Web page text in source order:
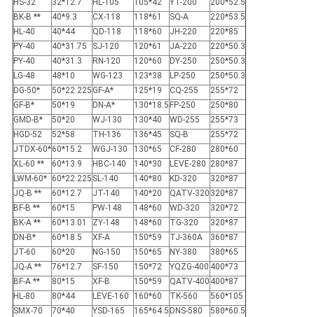
HS-32 32*12.7 HL-105 105*42 YT-200
200*52.5
BK-B **
40*9.3 CX-118 118*61 SQ-A
220*53.5
HL-40
40*44 QD-118 118*60 JH-220
220*85
PY-40
40*31.75 SJ-120 120*61 JA-220
220*50.3
PY-40
40*31.3 RN-120 120*60 DY-250
250*50.3
LG-48
48*10 WG-123 123*38 LP-250
250*50.3
DG-50*
50*22.225 GF-A* 125*19 CQ-255
255*72
GF-B*
50*19 DN-A* 130*18.5 FP-250
250*80
GMD-B*
50*20 WJ-130 130*40 WD-255
255*73
HGD-52
52*58 TH-136 136*45 SQ-B
255*72
JTDX-60*60*15.2 WGJ-130 130*65 CF-280
280*60
XL-60 **
60*13.9 HBC-140 140*30 LEVE-280 280*87
LWM-60* 60*22.225 SL-140 140*80 KD-320
320*87
JQ-B **
60*12.7 JT-140 140*20 QATV-320 320*87
BF-B **
60*15 PW-148 148*60 WD-320
320*72
BK-A **
60*13.01 ZY-148 148*60 TG-320
320*87
DN-B*
60*18.5 XF-A 150*59 TJ-360A
360*87
JT-60
60*20 NG-150 150*65 NY-380
380*65
JQ-A **
76*12.7 SF-150 150*72 YQZG-400 400*73
BF-A **
80*15 XF-B 150*59 QATV-400 400*87
HL-80
80*44 LEVE-160 160*60 TK-560
560*105
SMX-70
70*40 YSD-165 165*64.5 DNS-580
580*60.5